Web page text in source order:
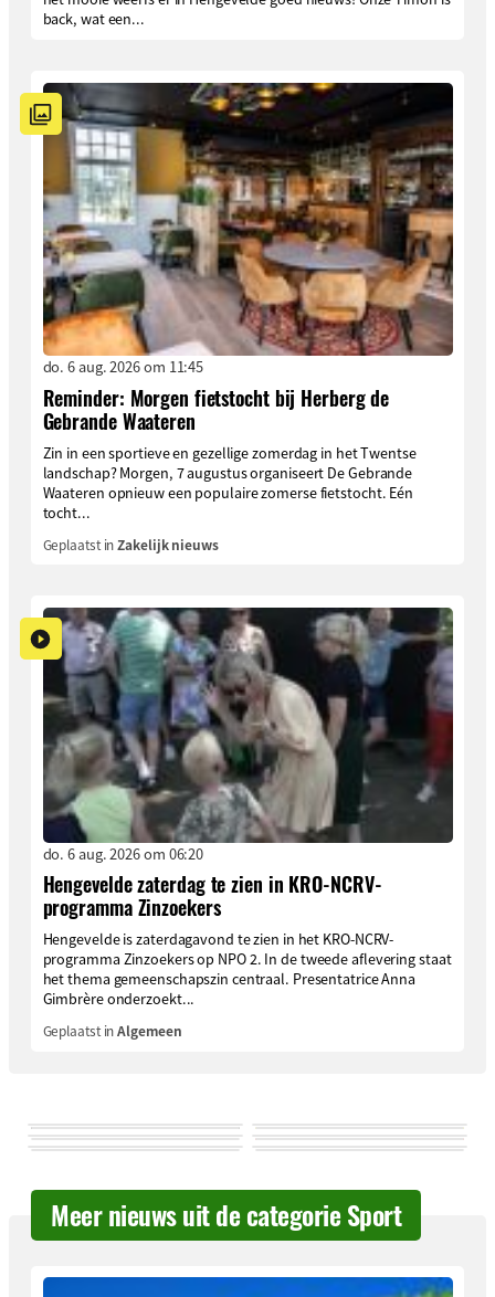
back, wat een...
do. 6 aug. 2026 om 11:45
Reminder: Morgen fietstocht bij Herberg de
Gebrande Waateren
Zin in een sportieve en gezellige zomerdag in het Twentse
landschap? Morgen, 7 augustus organiseert De Gebrande
Waateren opnieuw een populaire zomerse fietstocht. Eén
tocht...
Geplaatst inZakelijk nieuws
do. 6 aug. 2026 om 06:20
Hengevelde zaterdag te zien in KRO-NCRV-
programma Zinzoekers
Hengevelde is zaterdagavond te zien in het KRO-NCRV-
programma Zinzoekers op NPO 2. In de tweede aflevering staat
het thema gemeenschapszin centraal. Presentatrice Anna
Gimbrère onderzoekt...
Geplaatst inAlgemeen
Meer nieuws uit de categorie Sport